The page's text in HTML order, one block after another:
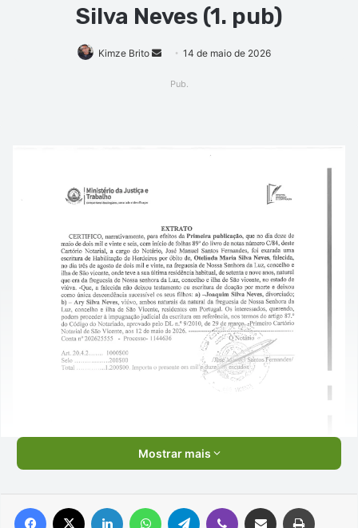
Silva Neves (1. pub)
Kimze Brito
Mande14 de maio de 2026
Pub.
Mostrar mais
Facebook Linkedin WhatsAppTelegram Viber Compartilhar via e-mail